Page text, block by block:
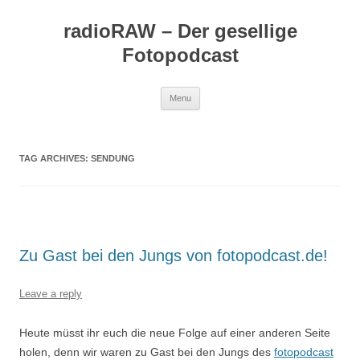
radioRAW – Der gesellige
Fotopodcast
Menu
TAG ARCHIVES: SENDUNG
Zu Gast bei den Jungs von fotopodcast.de!
Leave a reply
Heute müsst ihr euch die neue Folge auf einer anderen Seite
holen, denn wir waren zu Gast bei den Jungs des fotopodcast